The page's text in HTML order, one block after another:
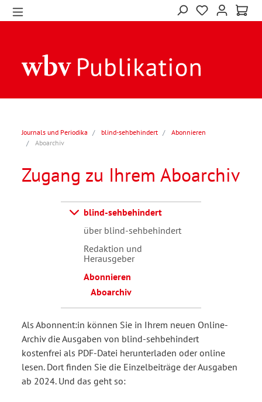
Journals und Periodika blind-sehbehindert
Abonnieren
Aboarchiv
Zugang zu Ihrem Aboarchiv
blind-sehbehindert
über blind-sehbehindert
Redaktion und
Herausgeber
Abonnieren
Aboarchiv
Als Abonnent:in können Sie in Ihrem neuen Online-
Archiv die Ausgaben von blind-sehbehindert
kostenfrei als PDF-Datei herunterladen oder online
lesen. Dort finden Sie die Einzelbeiträge der Ausgaben
ab 2024. Und das geht so: